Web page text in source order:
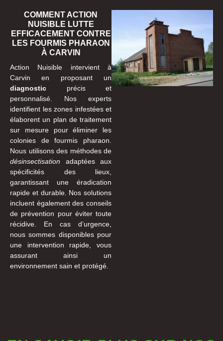
COMMENT ACTION
NUISIBLE LUTTE
EFFICACEMENT CONTRE
LES FOURMIS PHARAON
À CARVIN
Action Nuisible intervient à
Carvin en proposant un
diagnostic précis et
personnalisé. Nos experts
identifient les zones infestées et
élaborent un plan de traitement
sur mesure pour éliminer les
colonies de fourmis pharaon.
Nous utilisons des méthodes de
désinsectisation adaptées aux
spécificités des lieux,
garantissant une éradication
rapide et durable. Nos solutions
incluent également des conseils
de prévention pour éviter toute
récidive. En cas d’urgence,
nous sommes disponibles pour
une intervention rapide, vous
assurant ainsi un
environnement sain et protégé.